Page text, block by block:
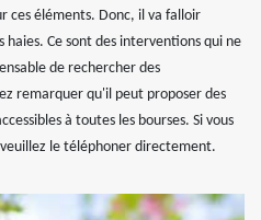
ces éléments. Donc, il va falloir
Ce sont des interventions qui ne
de rechercher des
remarquer qu'il peut proposer des
à toutes les bourses. Si vous
le téléphoner directement.